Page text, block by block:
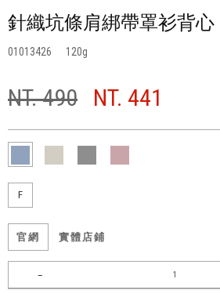
針織坑條肩綁帶罩衫背心
01013426 120
NT. 490 NT. 441
F
官網 實體店鋪